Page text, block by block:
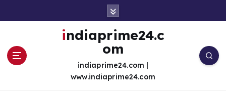
indiaprime24.c
om
indiaprime24.com |
www.indiaprime24.com